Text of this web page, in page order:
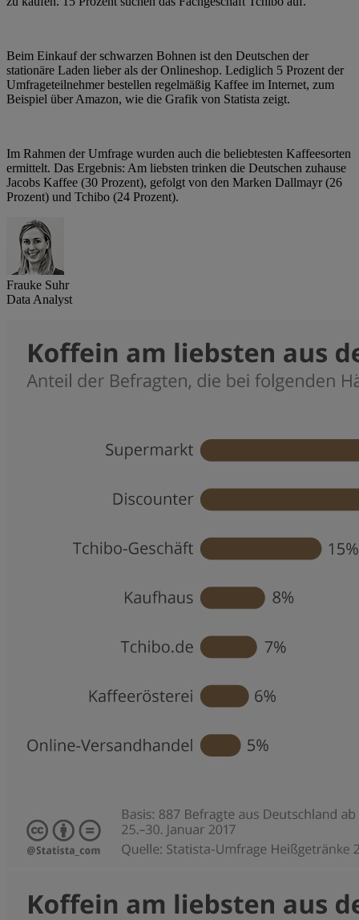
Beim Einkauf der schwarzen Bohnen ist den Deutschen der
stationäre Laden lieber als der Onlineshop. Lediglich 5 Prozent der
Umfrageteilnehmer bestellen regelmäßig Kaffee im Internet, zum
Beispiel über Amazon, wie die Grafik von Statista zeigt.
Im Rahmen der Umfrage wurden auch die beliebtesten Kaffeesorten
ermittelt. Das Ergebnis: Am liebsten trinken die Deutschen zuhause
Jacobs Kaffee (30 Prozent), gefolgt von den Marken Dallmayr (26
Prozent) und Tchibo (24 Prozent).
Frauke Suhr
Data Analyst